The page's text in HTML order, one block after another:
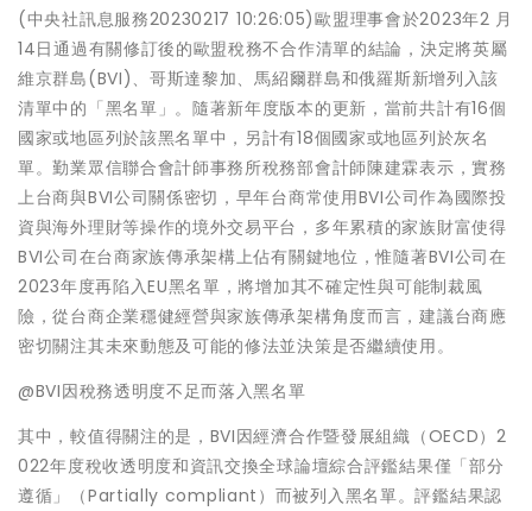
(中央社訊息服務20230217 10:26:05)歐盟理事會於2023年2 月
14日通過有關修訂後的歐盟稅務不合作清單的結論，決定將英屬
維京群島(BVI)、哥斯達黎加、馬紹爾群島和俄羅斯新增列入該
清單中的「黑名單」。隨著新年度版本的更新，當前共計有16個
國家或地區列於該黑名單中，另計有18個國家或地區列於灰名
單。勤業眾信聯合會計師事務所稅務部會計師陳建霖表示，實務
上台商與BVI公司關係密切，早年台商常使用BVI公司作為國際投
資與海外理財等操作的境外交易平台，多年累積的家族財富使得
BVI公司在台商家族傳承架構上佔有關鍵地位，惟隨著BVI公司在
2023年度再陷入EU黑名單，將增加其不確定性與可能制裁風
險，從台商企業穩健經營與家族傳承架構角度而言，建議台商應
密切關注其未來動態及可能的修法並決策是否繼續使用。
@BVI因稅務透明度不足而落入黑名單
其中，較值得關注的是，BVI因經濟合作暨發展組織（OECD）2
022年度稅收透明度和資訊交換全球論壇綜合評鑑結果僅「部分
遵循」（Partially compliant）而被列入黑名單。評鑑結果認